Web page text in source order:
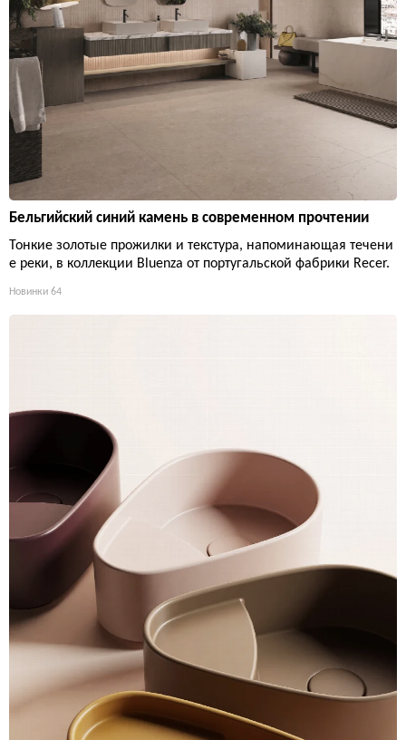
Бельгийский синий камень в современном прочтении
Тонкие золотые прожилки и текстура, напоминающая течени
е реки, в коллекции Bluenza от португальской фабрики Recer.
Новинки 64